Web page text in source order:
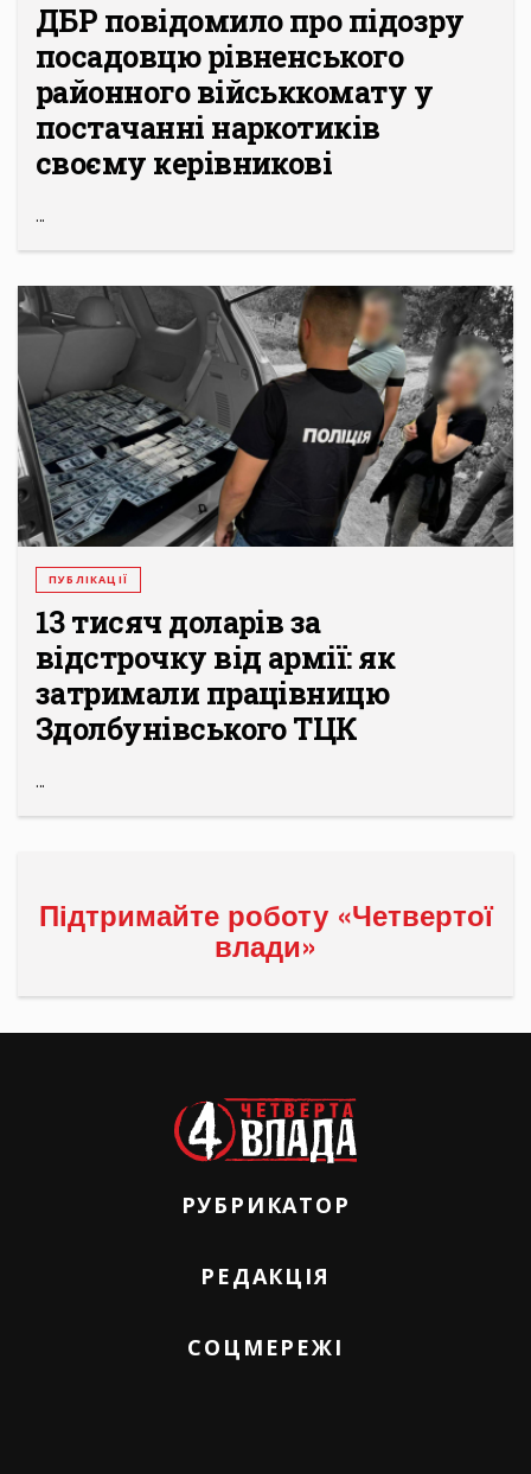
ДБР повідомило про підозру
посадовцю рівненського
районного військкомату у
постачанні наркотиків
своєму керівникові
...
ПУБЛІКАЦІЇ
13 тисяч доларів за
відстрочку від армії: як
затримали працівницю
Здолбунівського ТЦК
...
Підтримайте роботу «Четвертої
влади»
РУБРИКАТОР
РЕДАКЦІЯ
СОЦМЕРЕЖІ